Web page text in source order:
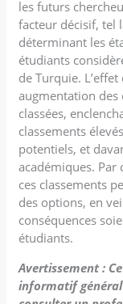
les futurs
facteur décisif, tel
déterminant les
étudiants
de Turquie.
augmentation des
classées,
classements
potentiels, et
académiques. Par
ces classements
des options, en
conséquences
étudiants.
Avertissement :
informatif